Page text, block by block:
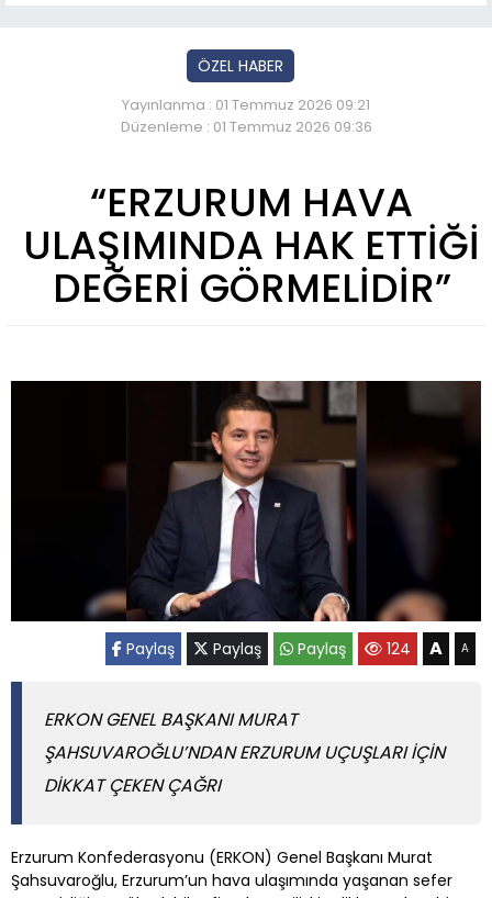
ÖZEL HABER
Yayınlanma : 01 Temmuz 2026 09:21
Düzenleme : 01 Temmuz 2026 09:36
“ERZURUM HAVA
ULAŞIMINDA HAK ETTİĞİ
DEĞERİ GÖRMELİDİR”
Paylaş Paylaş Paylaş 124 A A
ERKON GENEL BAŞKANI MURAT
ŞAHSUVAROĞLU’NDAN ERZURUM UÇUŞLARI İÇİN
DİKKAT ÇEKEN ÇAĞRI
Erzurum Konfederasyonu (ERKON) Genel Başkanı Murat
Şahsuvaroğlu, Erzurum’un hava ulaşımında yaşanan sefer